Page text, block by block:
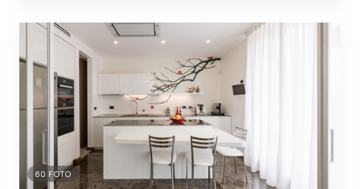
60 FOTO